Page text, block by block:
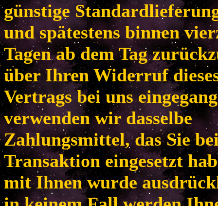
günstige
und spätestens binnen
Tagen ab dem Tag
über Ihren Widerruf
Vertrags bei uns
verwenden wir dasselbe
Zahlungsmittel, das Sie
Transaktion eingesetzt
mit Ihnen wurde